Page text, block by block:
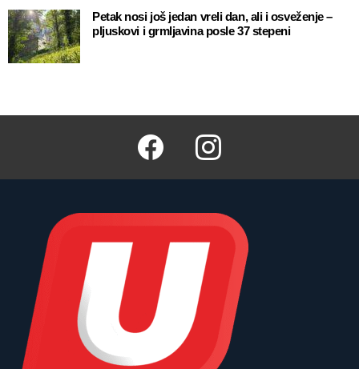
Petak nosi još jedan vreli dan, ali i osveženje –
pljuskovi i grmljavina posle 37 stepeni
Facebook Instagram